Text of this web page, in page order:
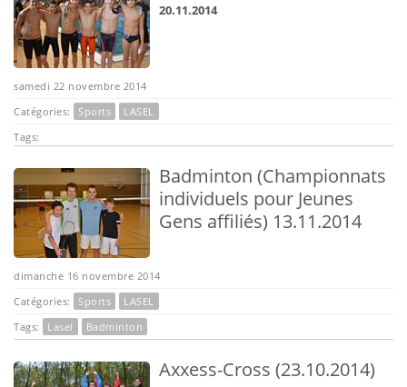
20.11.2014
samedi 22 novembre 2014
Catégories:
Sports
LASEL
Tags:
Badminton (Championnats
individuels pour Jeunes
Gens affiliés) 13.11.2014
dimanche 16 novembre 2014
Catégories:
Sports
LASEL
Tags:
Lasel Badminton
Axxess-Cross (23.10.2014)